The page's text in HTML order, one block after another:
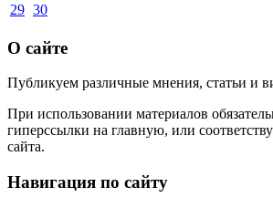
29 30
О сайте
Публикуем различные мнения, статьи и
При использовании материалов
гиперссылки на главную, или
сайта.
Навигация по сайту